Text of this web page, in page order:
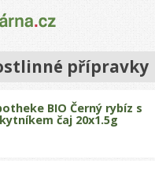
přípravky
BIO Černý rybíz s
čaj 20x1.5g